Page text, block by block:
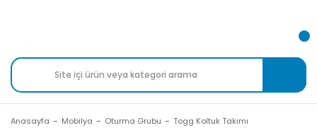
Anasayfa Mobilya Oturma Grubu Togg Koltuk Takımı